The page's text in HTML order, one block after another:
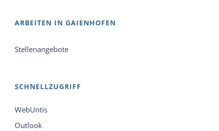
ARBEITEN IN GAIENHOFEN
Stellenangebote
SCHNELLZUGRIFF
WebUntis
Outlook